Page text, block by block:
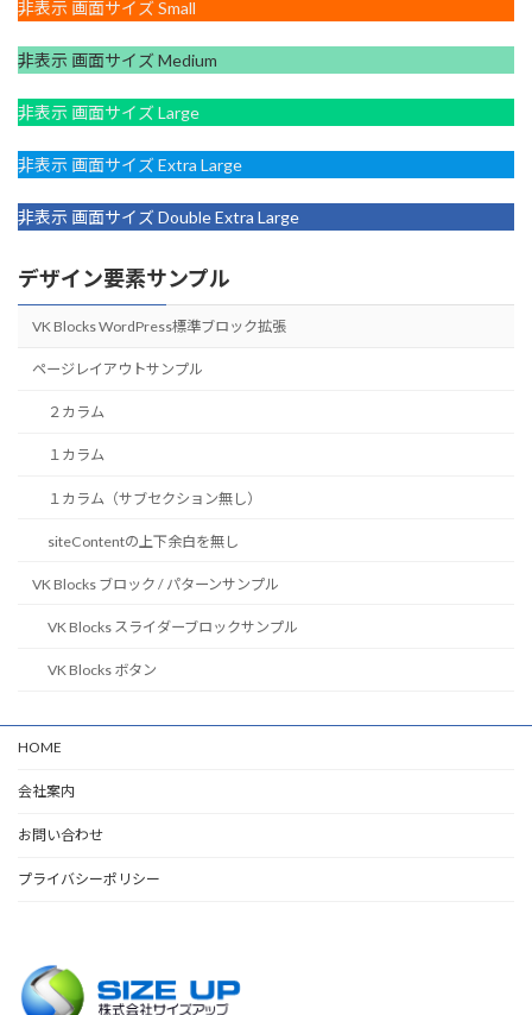
非表示 画面サイズ Small
非表示 画面サイズ Medium
非表示 画面サイズ Large
非表示 画面サイズ Extra Large
非表示 画面サイズ Double Extra Large
デザイン要素サンプル
VK Blocks WordPress標準ブロック拡張
ページレイアウトサンプル
２カラム
１カラム
１カラム（サブセクション無し）
siteContentの上下余白を無し
VK Blocks ブロック / パターンサンプル
VK Blocks スライダーブロックサンプル
VK Blocks ボタン
HOME
会社案内
お問い合わせ
プライバシーポリシー